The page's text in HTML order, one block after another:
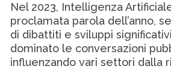
Nel 2023, Intelligenza
proclamata parola dell’anno,
di dibattiti e sviluppi
dominato le conversazioni
influenzando vari settori dalla